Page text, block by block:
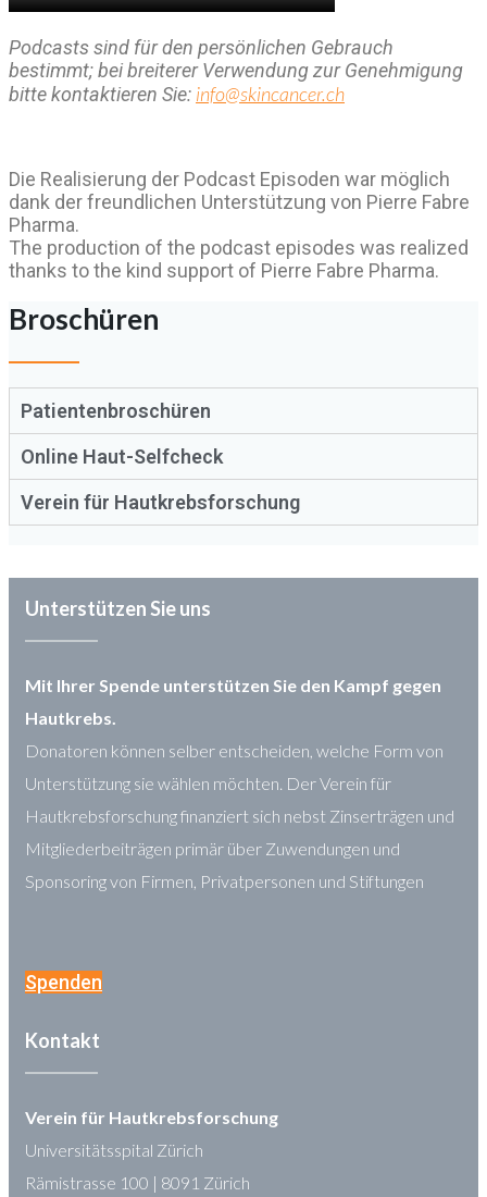
Podcasts sind für den persönlichen Gebrauch
bestimmt; bei breiterer Verwendung zur Genehmigung
bitte kontaktieren Sie: info@skincancer.ch
Die Realisierung der Podcast Episoden war möglich
dank der freundlichen Unterstützung von Pierre Fabre
Pharma.
The production of the podcast episodes was realized
thanks to the kind support of Pierre Fabre Pharma.
Broschüren
Patientenbroschüren
Online Haut-Selfcheck
Verein für Hautkrebsforschung
Unterstützen Sie uns
Mit Ihrer Spende unterstützen Sie den Kampf gegen
Hautkrebs.
Donatoren können selber entscheiden, welche Form von
Unterstützung sie wählen möchten. Der Verein für
Hautkrebsforschung finanziert sich nebst Zinserträgen und
Mitgliederbeiträgen primär über Zuwendungen und
Sponsoring von Firmen, Privatpersonen und Stiftungen
Spenden
Kontakt
Verein für Hautkrebsforschung
Universitätsspital Zürich
Rämistrasse 100 | 8091 Zürich